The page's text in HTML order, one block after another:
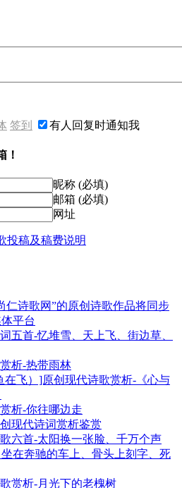
签到 有人回复时通知我
！
昵称 (必填)
邮箱 (必填)
网址
仁诗歌网”的原创诗歌作品将同步
平台
五首-忆堆雪、天上飞、街边草、
析-热带雨林
在飞）]原创现代诗歌赏析-《心与
析-你往哪边走
现代诗词赏析鉴赏
六首-太阳换一张脸、千万个声
在奔驰的车上、骨头上刻字、死
赏析-月光下的老槐树